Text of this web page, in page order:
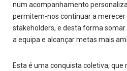
num acompanhamento
permitem-nos continuar a merecer
stakeholders, e desta forma
a equipa e alcançar metas mais
Esta é uma conquista coletiva, que